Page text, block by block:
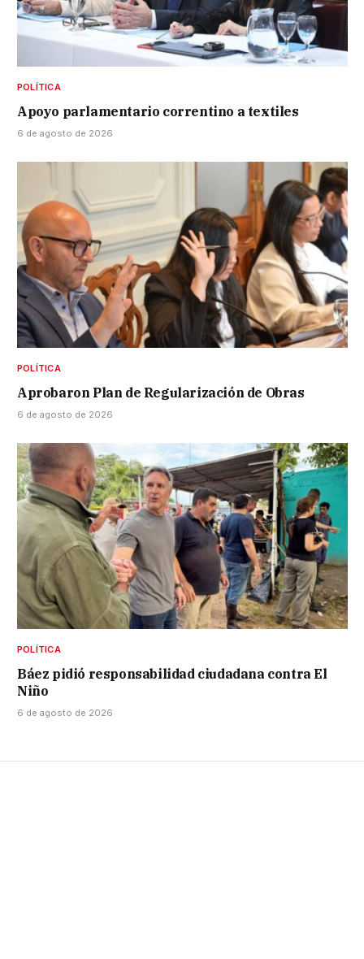
POLÍTICA
Apoyo parlamentario correntino a textiles
6 de agosto de 2026
POLÍTICA
Aprobaron Plan de Regularización de Obras
6 de agosto de 2026
POLÍTICA
Báez pidió responsabilidad ciudadana contra El
Niño
6 de agosto de 2026